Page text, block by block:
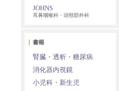
JOHNS
耳鼻咽喉科・頭頸部外科
書籍
腎臓・透析・糖尿病
消化器内視鏡
小児科・新生児